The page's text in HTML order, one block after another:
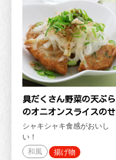
具だくさん野菜の天ぷら
のオニオンスライスのせ
シャキシャキ食感がおいし
い！
和風
揚げ物